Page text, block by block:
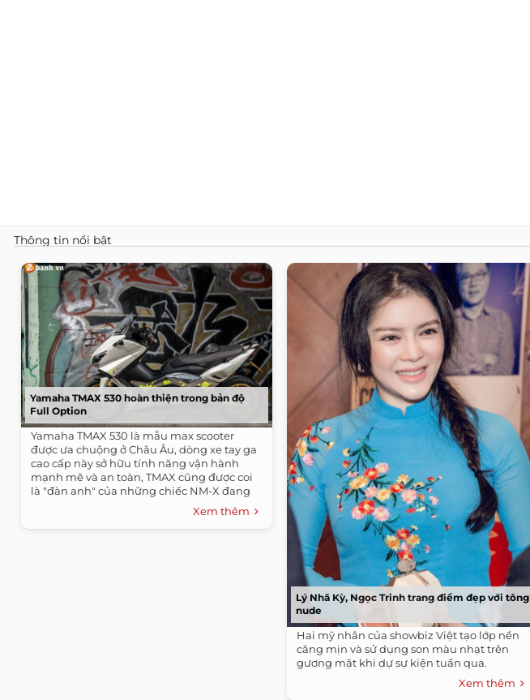
Thông tin nổi bật
Yamaha TMAX 530 hoàn thiện trong bản độ
Full Option
Yamaha TMAX 530 là mẫu max scooter
được ưa chuộng ở Châu Âu, dòng xe tay ga
cao cấp này sở hữu tính năng vận hành
mạnh mẽ và an toàn, TMAX cũng được coi
là "đàn anh" của những chiếc NM-X đang
Xem thêm
Lý Nhã Kỳ, Ngọc Trinh trang điểm đẹp với tông
nude
Hai mỹ nhân của showbiz Việt tạo lớp nền
căng mịn và sử dụng son màu nhạt trên
gương mặt khi dự sự kiện tuần qua.
Xem thêm